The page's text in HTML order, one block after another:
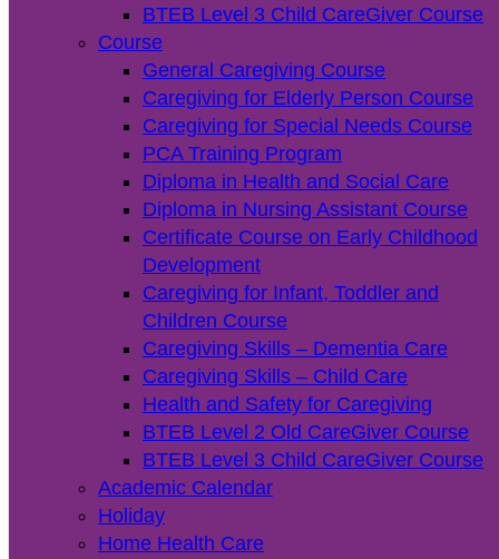
BTEB Level 3 Child CareGiver Course
Course
General Caregiving Course
Caregiving for Elderly Person Course
Caregiving for Special Needs Course
PCA Training Program
Diploma in Health and Social Care
Diploma in Nursing Assistant Course
Certificate Course on Early Childhood
Development
Caregiving for Infant, Toddler and
Children Course
Caregiving Skills – Dementia Care
Caregiving Skills – Child Care
Health and Safety for Caregiving
BTEB Level 2 Old CareGiver Course
BTEB Level 3 Child CareGiver Course
Academic Calendar
Holiday
Home Health Care